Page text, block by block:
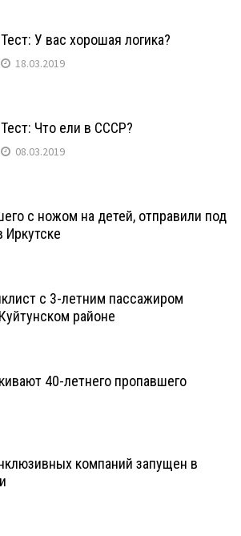
Тест: У вас хорошая логика?
18.03.2019
Тест: Что ели в СССР?
08.03.2019
с ножом на детей, отправили под
с 3-летним пассажиром
районе
40-летнего пропавшего
компаний запущен в